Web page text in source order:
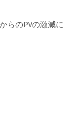
らのPVの激減に